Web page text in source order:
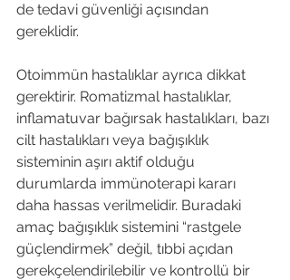
de tedavi güvenliği açısından
gereklidir.
Otoimmün hastalıklar ayrıca dikkat
gerektirir. Romatizmal hastalıklar,
inflamatuvar bağırsak hastalıkları, bazı
cilt hastalıkları veya bağışıklık
sisteminin aşırı aktif olduğu
durumlarda immünoterapi kararı
daha hassas verilmelidir. Buradaki
amaç bağışıklık sistemini “rastgele
güçlendirmek” değil, tıbbi açıdan
gerekçelendirilebilir ve kontrollü bir